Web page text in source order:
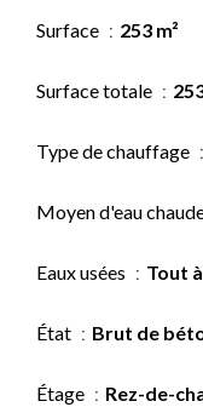
Surface 253 m²
Surface totale
Type de chauffage
Moyen d'eau
Eaux usées Tout
État Brut de
Étage Rez-de-